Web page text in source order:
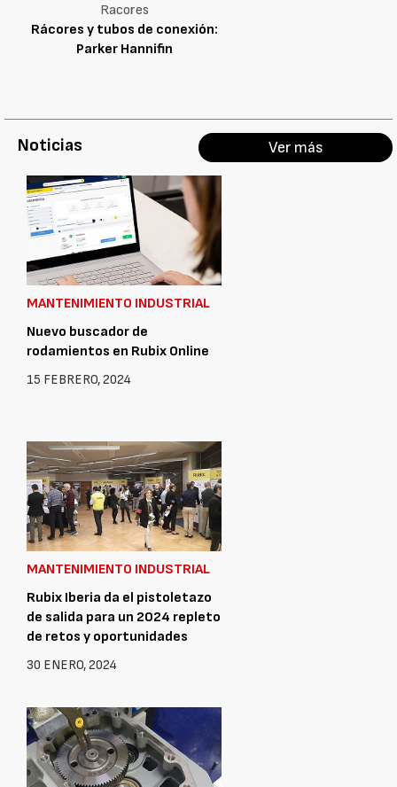
Racores
Rácores y tubos de conexión:
Parker Hannifin
Noticias Ver más
MANTENIMIENTO INDUSTRIAL
Nuevo buscador de
rodamientos en Rubix Online
15 FEBRERO, 2024
MANTENIMIENTO INDUSTRIAL
Rubix Iberia da el pistoletazo
de salida para un 2024 repleto
de retos y oportunidades
30 ENERO, 2024